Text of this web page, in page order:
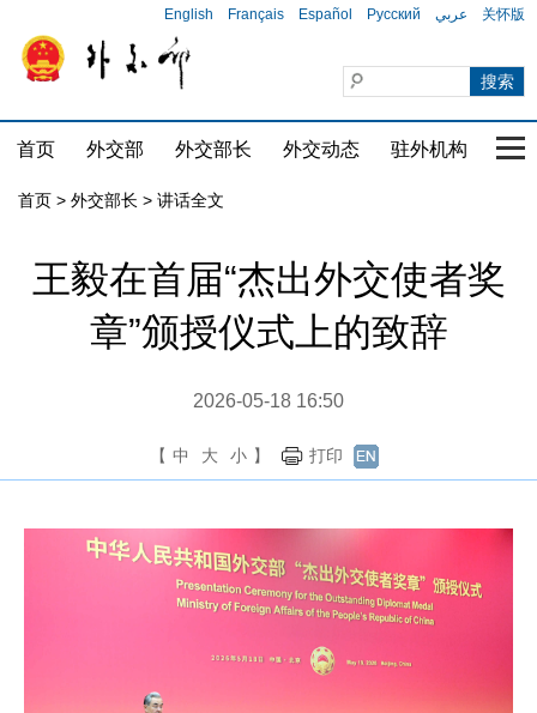
English Français Español Русский عربي 关怀版
首页 外交部 外交部长 外交动态 驻外机构 国
首页 > 外交部长 > 讲话全文
王毅在首届“杰出外交使者奖
章”颁授仪式上的致辞
2026-05-18 16:50
【 中 大 小 】 打印